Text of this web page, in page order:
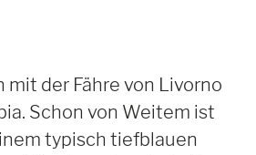
mit der Fähre von Livorno
Schon von Weitem ist
typisch tiefblauen